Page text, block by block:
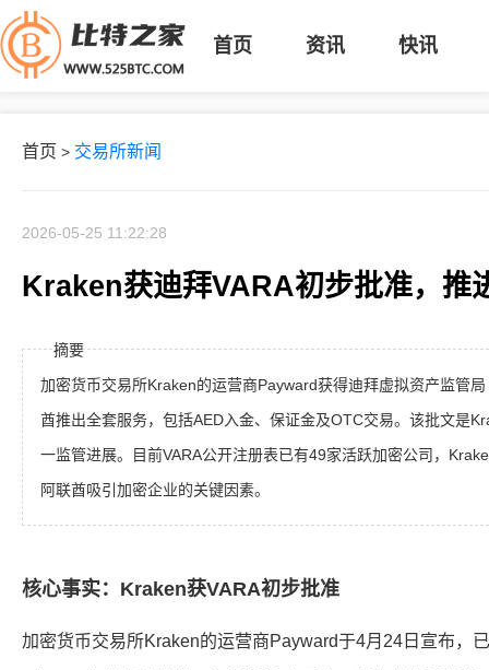
首页 资讯 快讯
首页 > 交易所新闻
2026-05-25 11:22:28
Kraken获迪拜VARA初步批准，推
摘要
加密货币交易所Kraken的运营商Payward获得迪拜虚拟资产监管
酋推出全套服务，包括AED入金、保证金及OTC交易。该批文是
一监管进展。目前VARA公开注册表已有49家活跃加密公司，
阿联酋吸引加密企业的关键因素。
核心事实：Kraken获VARA初步批准
加密货币交易所Kraken的运营商Payward于4月24日宣布，